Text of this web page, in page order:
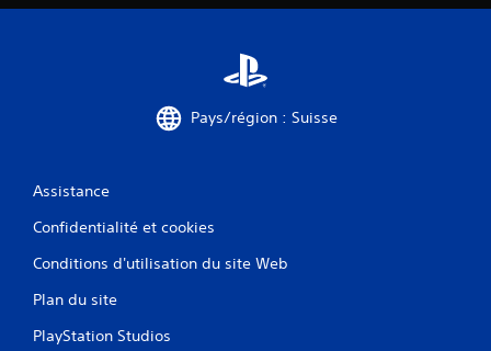
Pays/région : Suisse
Assistance
Confidentialité et cookies
Conditions d'utilisation du site Web
Plan du site
PlayStation Studios